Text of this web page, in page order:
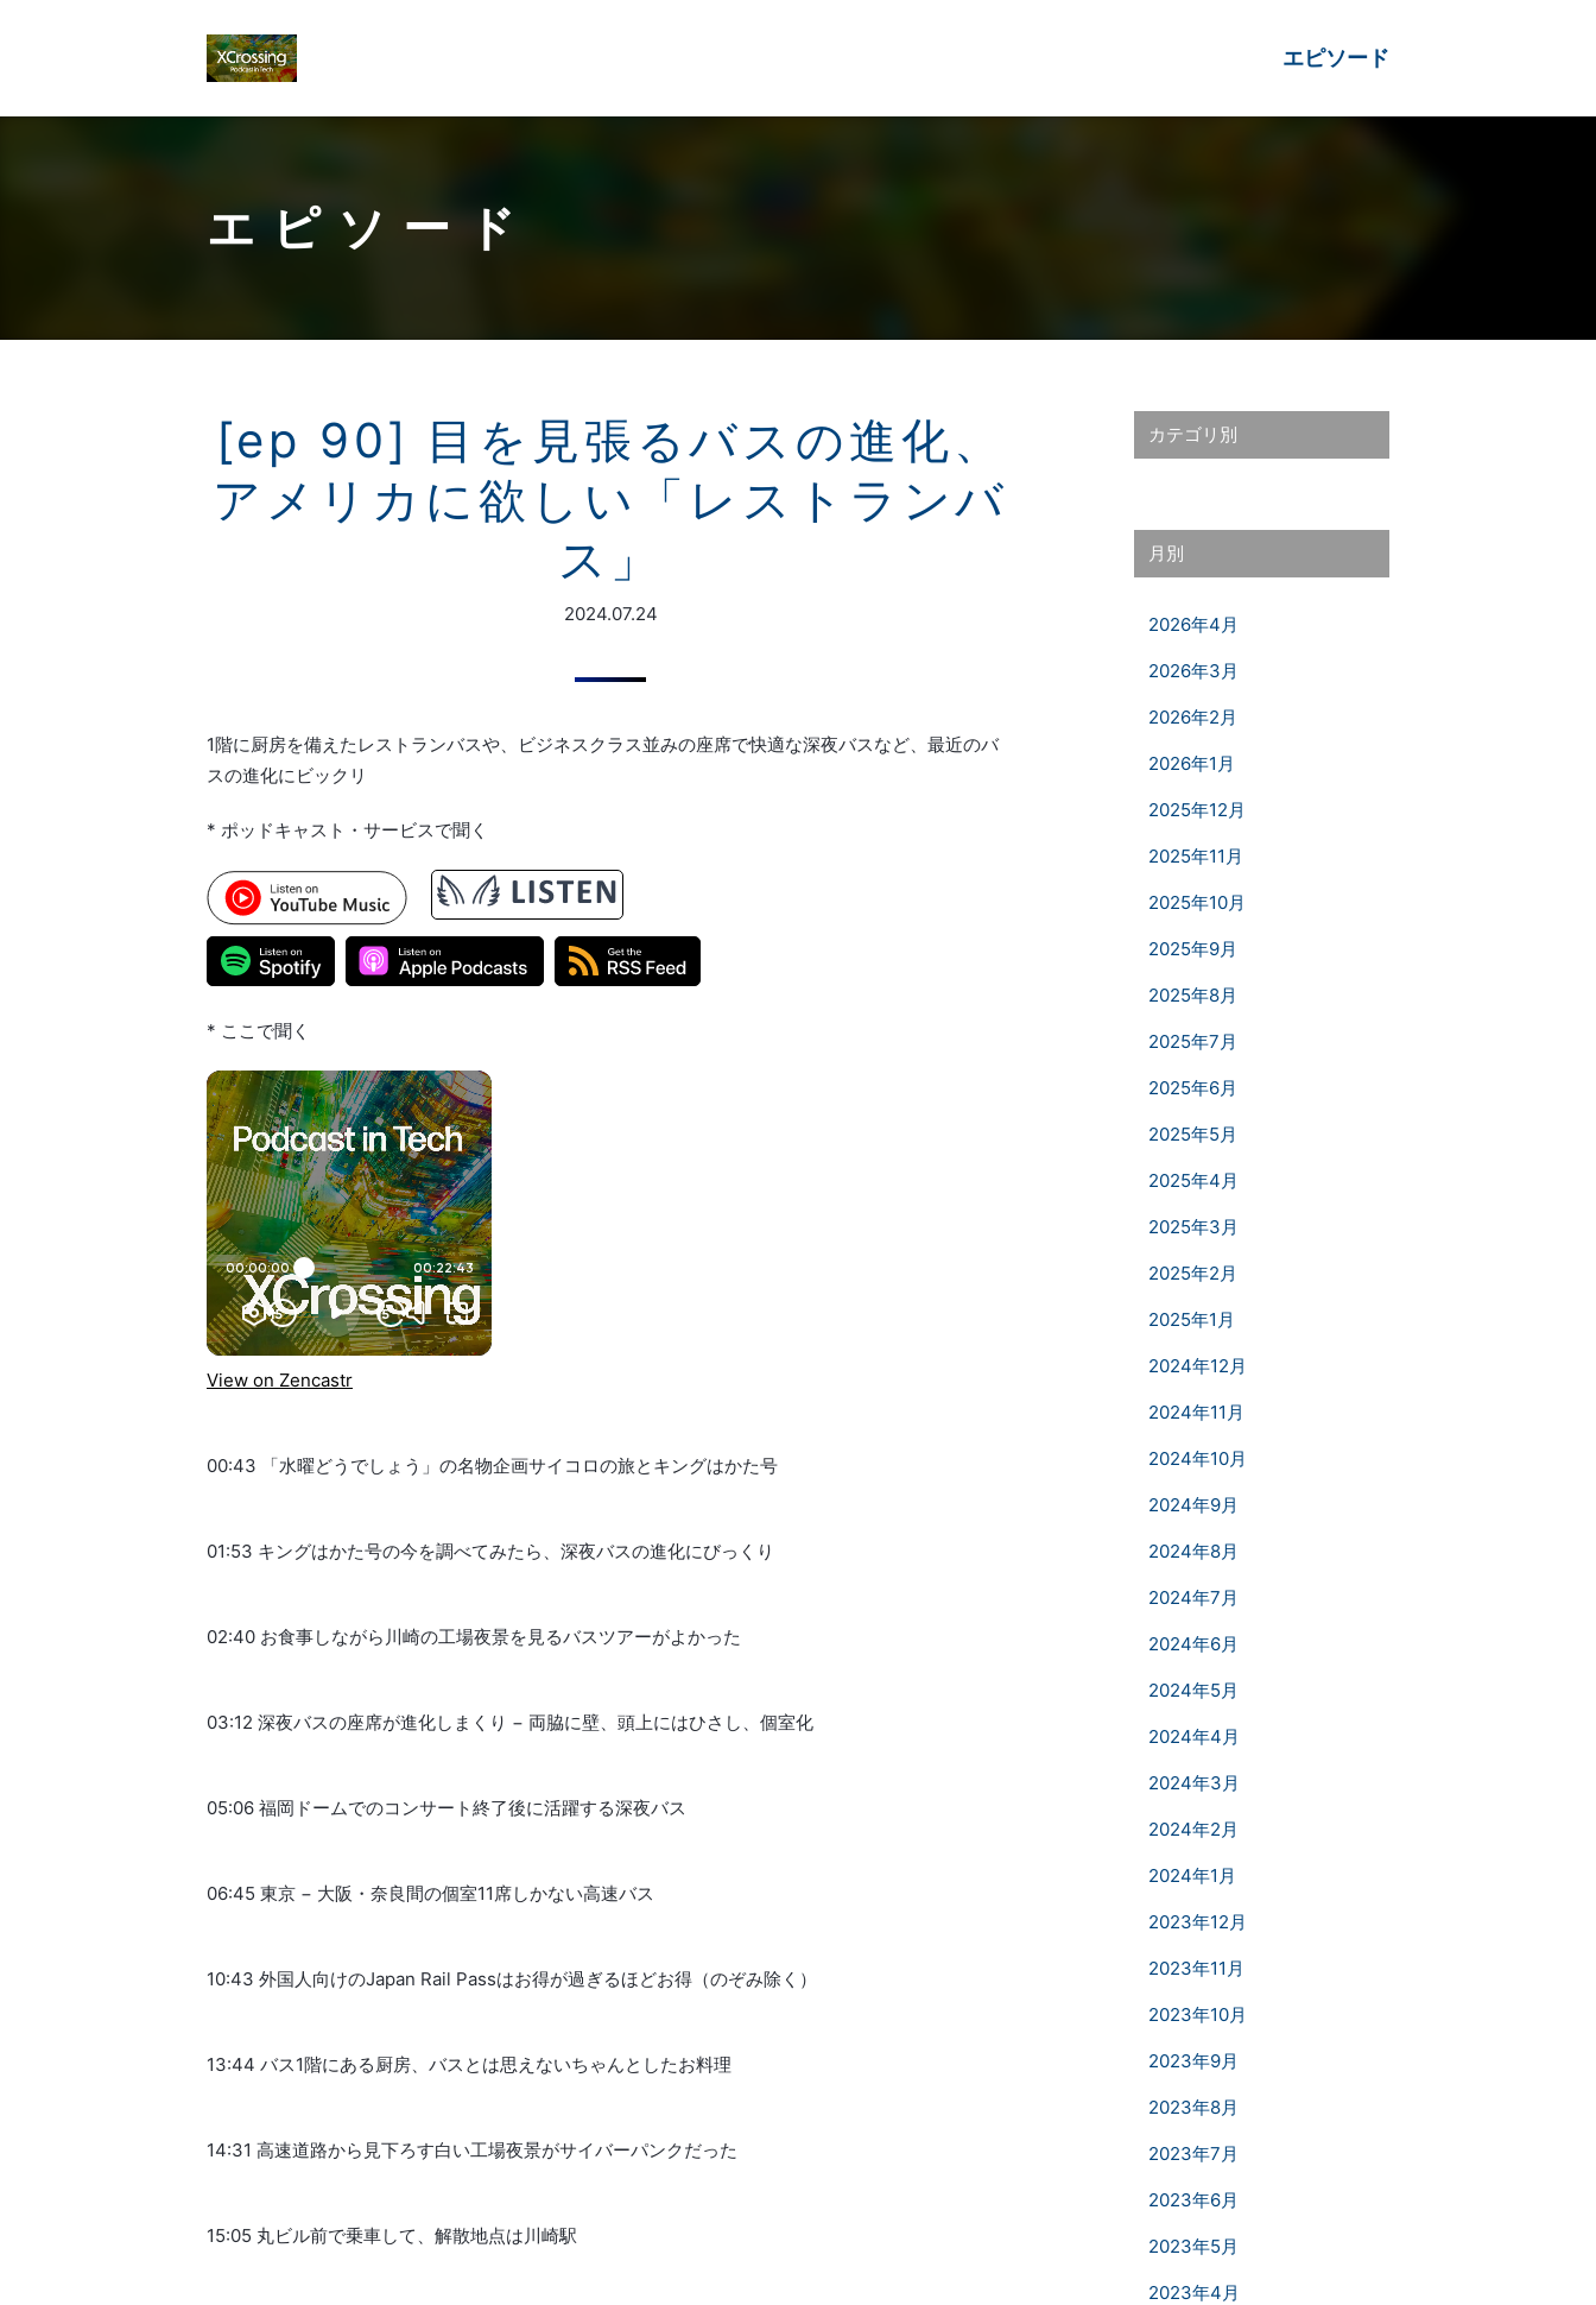
エピソード
エピソード
[ep 90] 目を見張るバスの進化、
アメリカに欲しい「レストランバ
ス」
2024.07.24
1階に厨房を備えたレストランバスや、ビジネスクラス並みの座席で快適な深夜バスなど、最近のバ
スの進化にビックリ
* ポッドキャスト・サービスで聞く
* ここで聞く
View on Zencastr
00:43 「水曜どうでしょう」の名物企画サイコロの旅とキングはかた号
01:53 キングはかた号の今を調べてみたら、深夜バスの進化にびっくり
02:40 お食事しながら川崎の工場夜景を見るバスツアーがよかった
03:12 深夜バスの座席が進化しまくり − 両脇に壁、頭上にはひさし、個室化
05:06 福岡ドームでのコンサート終了後に活躍する深夜バス
06:45 東京 − 大阪・奈良間の個室11席しかない高速バス
10:43 外国人向けのJapan Rail Passはお得が過ぎるほどお得（のぞみ除く）
13:44 バス1階にある厨房、バスとは思えないちゃんとしたお料理
14:31 高速道路から見下ろす白い工場夜景がサイバーパンクだった
15:05 丸ビル前で乗車して、解散地点は川崎駅
カテゴリ別
月別
2026年4月
2026年3月
2026年2月
2026年1月
2025年12月
2025年11月
2025年10月
2025年9月
2025年8月
2025年7月
2025年6月
2025年5月
2025年4月
2025年3月
2025年2月
2025年1月
2024年12月
2024年11月
2024年10月
2024年9月
2024年8月
2024年7月
2024年6月
2024年5月
2024年4月
2024年3月
2024年2月
2024年1月
2023年12月
2023年11月
2023年10月
2023年9月
2023年8月
2023年7月
2023年6月
2023年5月
2023年4月